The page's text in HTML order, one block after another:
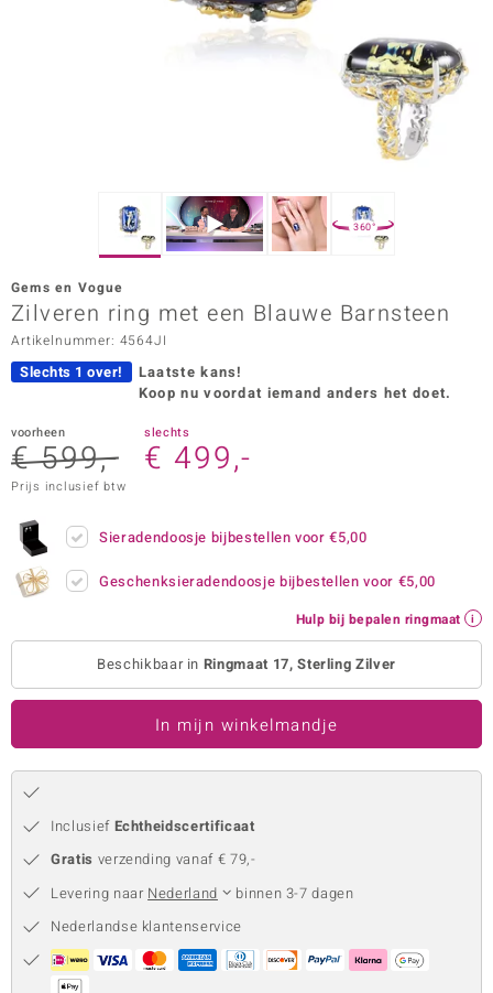
Vogue
in Italy
Paraíso
Collection
360°
Gems en Vogue
Zilveren ring met een Blauwe Barnsteen
Artikelnummer: 4564JI
Slechts 1 over!
Laatste kans!
Koop nu voordat iemand anders het doet.
voorheen
€ 599,-
slechts
€ 499,-
Prijs inclusief btw
Sieradendoosje bijbestellen voor€5,00
Geschenksieradendoosje bijbestellen voor €5,00
Hulp bij bepalen ringmaat
Beschikbaar in Ringmaat 17, Sterling Zilver
In mijn winkelmandje
Inclusief Echtheidscertificaat
Gratis verzending vanaf € 79,-
Levering naar Nederland
binnen 3-7 dagen
Nederlandse klantenservice